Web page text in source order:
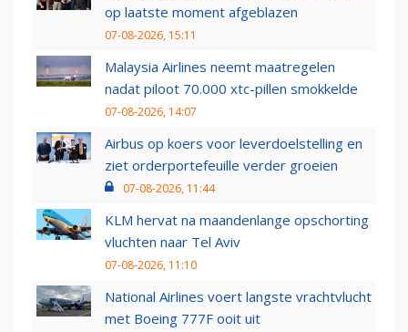
op laatste moment afgeblazen
07-08-2026, 15:11
Malaysia Airlines neemt maatregelen
nadat piloot 70.000 xtc-pillen smokkelde
07-08-2026, 14:07
Airbus op koers voor leverdoelstelling en
ziet orderportefeuille verder groeien
07-08-2026, 11:44
KLM hervat na maandenlange opschorting
vluchten naar Tel Aviv
07-08-2026, 11:10
National Airlines voert langste vrachtvlucht
met Boeing 777F ooit uit